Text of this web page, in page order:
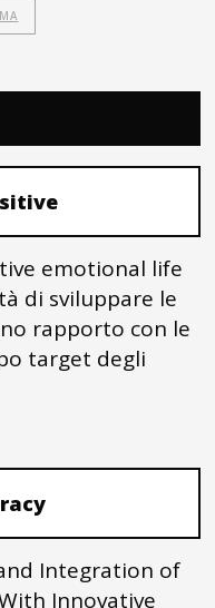
emotional life
di sviluppare le
rapporto con le
target degli
Integration of
Innovative